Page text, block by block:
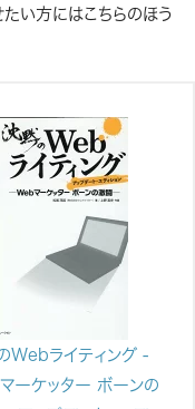
い方にはこちらのほう
Webライティング -
ーケッター ボーンの